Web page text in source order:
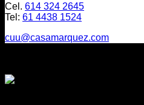
Cel. 614 324 2645
Tel: 61 4438 1524
cuu@casamarquez.com